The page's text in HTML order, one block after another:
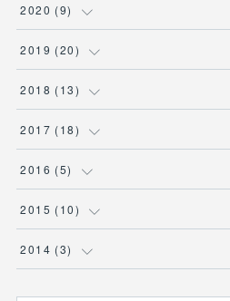
(1
(1)
(1)
( 2 )
2020 (9)
(1)
(1)
(3)
(1
2019 (20)
(3)
(1)
(3
( 6 )
2018 (13)
(3)
(2
(1)
(1
2017 (18)
(2
(1)
(2
2016 (5)
(1)
(2
2015 (10)
(2
2014 (3)